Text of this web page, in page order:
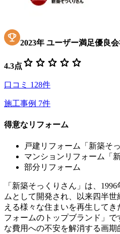
2023年 ユーザー満足優良
4.3点 star star star star star
口コミ 128件
施工事例 7件
得意なリフォーム
戸建リフォーム「新築そ
マンションリフォーム「
部分リフォーム
「新築そっくりさん」は、
ムとして開発され、以来四半
える様々な住まいを再生して
フォームのトップブランド」
な費用への不安を解消する画